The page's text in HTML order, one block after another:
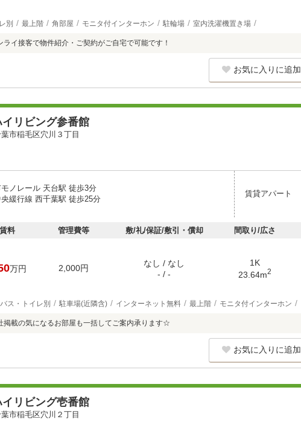
別 最上階 角部屋 モニタ付インターホン 駐輪場 室内洗濯機置き場
ライ接客で物件紹介・ご契約がご自宅で可能です！
お気に入りに追加
イリビング参番館
市稲毛区穴川３丁目
ノレール 天台駅 徒歩3分
緩行線 西千葉駅 徒歩25分
賃貸アパート
賃料 管理費等 敷/礼/保証/敷引・償却 間取り/広さ
万円 2,000円
なし / なし
- / -
1K
23.64m2
バス・トイレ別 駐車場(近隣含) インターネット無料 最上階 モニタ付インターホン
載の気になるお部屋も一括してご案内承ります☆
お気に入りに追加
イリビング壱番館
市稲毛区穴川２丁目